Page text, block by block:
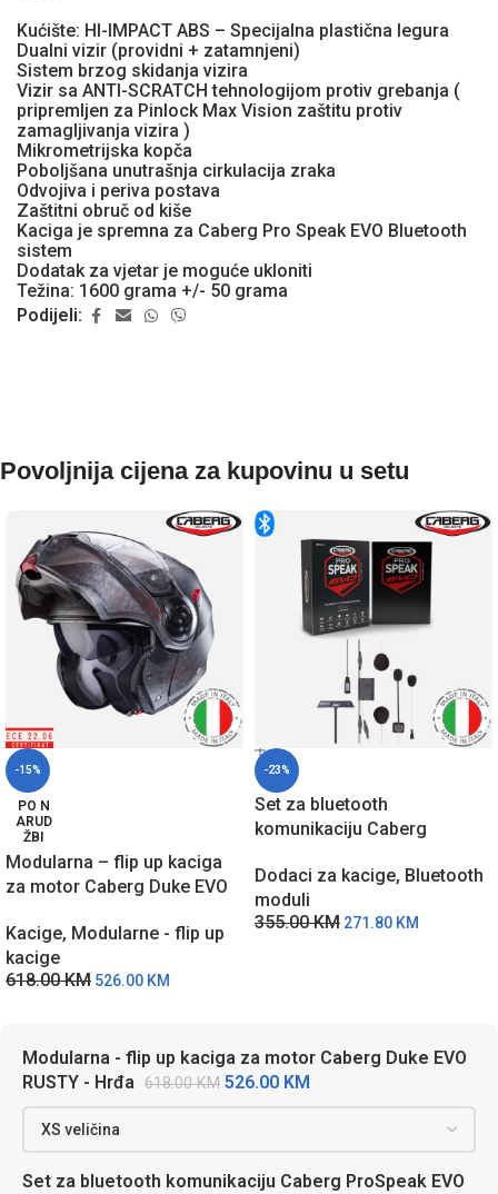
Kućište: HI-IMPACT ABS – Specijalna plastična legura
Dualni vizir (providni + zatamnjeni)
Sistem brzog skidanja vizira
Vizir sa ANTI-SCRATCH tehnologijom protiv grebanja (
pripremljen za Pinlock Max Vision zaštitu protiv
zamagljivanja vizira )
Mikrometrijska kopča
Poboljšana unutrašnja cirkulacija zraka
Odvojiva i periva postava
Zaštitni obruč od kiše
Kaciga je spremna za Caberg Pro Speak EVO Bluetooth
sistem
Dodatak za vjetar je moguće ukloniti
Težina: 1600 grama +/- 50 grama
Podijeli:
Povoljnija cijena za kupovinu u setu
-15%
PO N
ARUD
ŽBI
Modularna – flip up kaciga
za motor Caberg Duke EVO
Kacige, Modularne - flip up
kacige
618.00KM 526.00 KM
-23%
Set za bluetooth
komunikaciju Caberg
Dodaci za kacige, Bluetooth
moduli
355.00KM 271.80 KM
Modularna - flip up kaciga za motor Caberg Duke EVO
RUSTY - Hrđa 618.00KM 526.00 KM
Set za bluetooth komunikaciju Caberg ProSpeak EVO